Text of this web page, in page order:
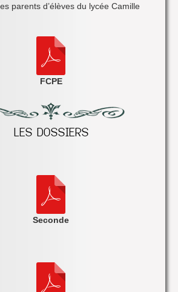
parents d’élèves du lycée Camille
FCPE
Seconde